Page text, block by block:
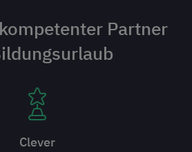
Partner
Clever